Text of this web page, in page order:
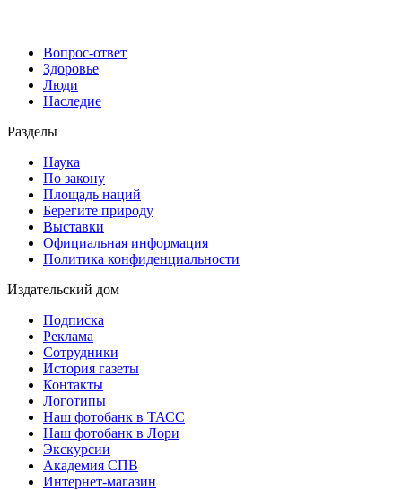
Вопрос-ответ
Здоровье
Люди
Наследие
Разделы
Наука
По закону
Площадь наций
Берегите природу
Выставки
Официальная информация
Политика конфиденциальности
Издательский дом
Подписка
Реклама
Сотрудники
История газеты
Контакты
Логотипы
Наш фотобанк в ТАСС
Наш фотобанк в Лори
Экскурсии
Академия СПВ
Интернет-магазин